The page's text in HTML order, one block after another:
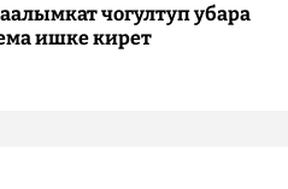
чогултуп убара
ишке кирет